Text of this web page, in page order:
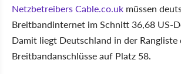
Netzbetreibers Cable.co.uk müssen
Breitbandinternet im Schnitt 36,68 US-
Damit liegt Deutschland in der Rangliste
Breitbandanschlüsse auf Platz 58.